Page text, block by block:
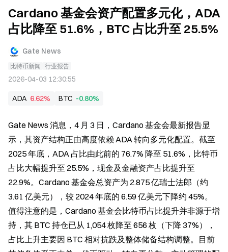
Cardano 基金会资产配置多元化，ADA
占比降至 51.6%，BTC 占比升至 25.5%
Gate News
比特币新闻 行业报告
2026-04-03 12:30:55
ADA 6.62% BTC -0.80%
Gate News 消息，4 月 3 日，Cardano 基金会最新报告显
示，其资产结构正由高度依赖 ADA 转向多元化配置。截至
2025 年底，ADA 占比由此前的 76.7% 降至 51.6%，比特币
占比大幅提升至 25.5%，现金及金融资产占比提升至
22.9%。Cardano 基金会总资产为 2.875 亿瑞士法郎（约
3.61 亿美元），较 2024 年底的 6.59 亿美元下降约 45%。
值得注意的是，Cardano 基金会比特币占比提升并非源于增
持，其 BTC 持仓已从 1,054 枚降至 656 枚（下降 37%），
占比上升主要因 BTC 相对抗跌及整体储备结构调整。目前